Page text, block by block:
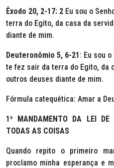
Êxodo 20, 2-17: 2 Eu sou o
terra do Egito, da casa da
diante de mim.
Deuteronômio 5, 6-21: Eu sou
te fez sair da terra do Egito, da
outros deuses diante de mim.
Fórmula catequética: Amar a
1º MANDAMENTO DA LEI DE
TODAS AS COISAS
Quando repito o primeiro
proclamo minha esperança e